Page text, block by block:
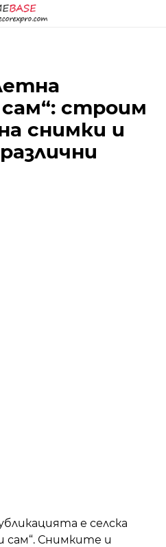
сам“: строим
снимки и
е селска
сам“. Снимките и